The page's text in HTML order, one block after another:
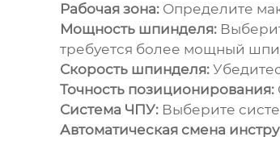
Рабочая зона:Определите
Мощность шпинделя:
требуется более мощный
Скорость шпинделя:
Точность позиционирования:
Система ЧПУ:Выберите
Автоматическая смена